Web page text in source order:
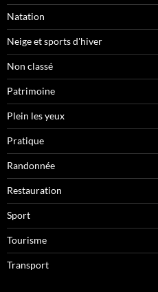
Natation
Neige et sports d'hiver
Non classé
Patrimoine
Plein les yeux
Pratique
Randonnée
Restauration
Sport
Tourisme
Transport